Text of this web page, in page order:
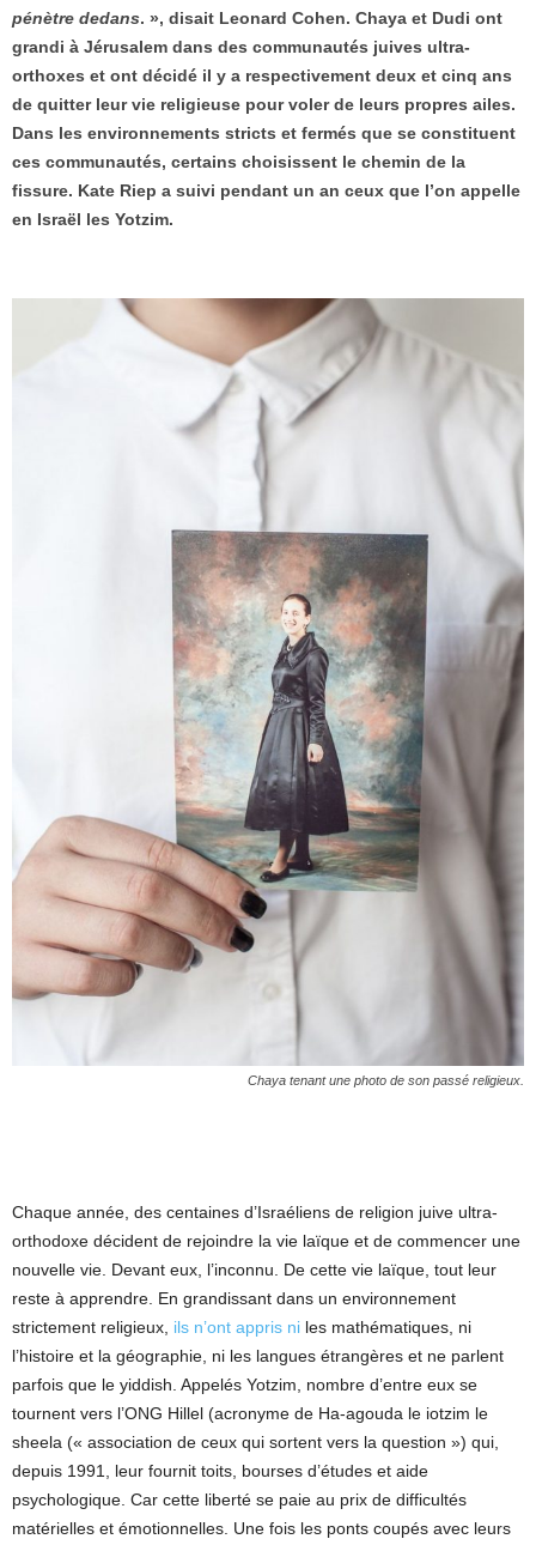
pénètre dedans. », disait Leonard Cohen. Chaya et Dudi ont
grandi à Jérusalem dans des communautés juives ultra-
orthoxes et ont décidé il y a respectivement deux et cinq ans
de quitter leur vie religieuse pour voler de leurs propres ailes.
Dans les environnements stricts et fermés que se constituent
ces communautés, certains choisissent le chemin de la
fissure. Kate Riep a suivi pendant un an ceux que l’on appelle
en Israël les Yotzim.
Chaya tenant une photo de son passé religieux.
Chaque année, des centaines d’Israéliens de religion juive ultra-
orthodoxe décident de rejoindre la vie laïque et de commencer une
nouvelle vie. Devant eux, l’inconnu. De cette vie laïque, tout leur
reste à apprendre. En grandissant dans un environnement
strictement religieux, ils n’ont appris ni les mathématiques, ni
l’histoire et la géographie, ni les langues étrangères et ne parlent
parfois que le yiddish. Appelés Yotzim, nombre d’entre eux se
tournent vers l’ONG Hillel (acronyme de Ha-agouda le iotzim le
sheela (« association de ceux qui sortent vers la question ») qui,
depuis 1991, leur fournit toits, bourses d’études et aide
psychologique. Car cette liberté se paie au prix de difficultés
matérielles et émotionnelles. Une fois les ponts coupés avec leurs